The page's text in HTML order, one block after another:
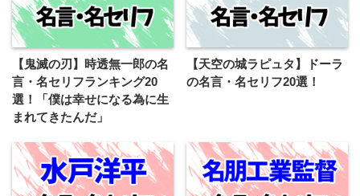
【鬼滅の刃】時透無一郎の名
言・名セリフランキング20
選！「僕は幸せになる為に生
まれてきたんだ」
【天空の城ラピュタ】ドーラ
の名言・名セリフ20選！